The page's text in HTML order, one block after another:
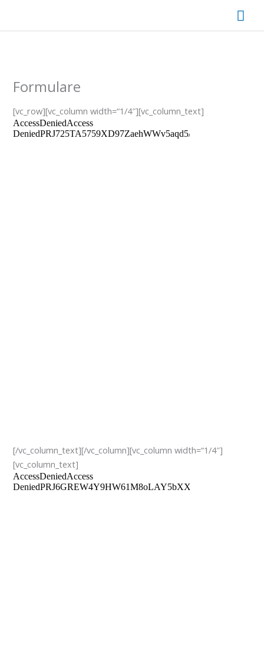
springen
Formulare
[vc_row][vc_column width=“1/4″][vc_column_text]
[/vc_column_text][/vc_column][vc_column width=“1/4″]
[vc_column_text]